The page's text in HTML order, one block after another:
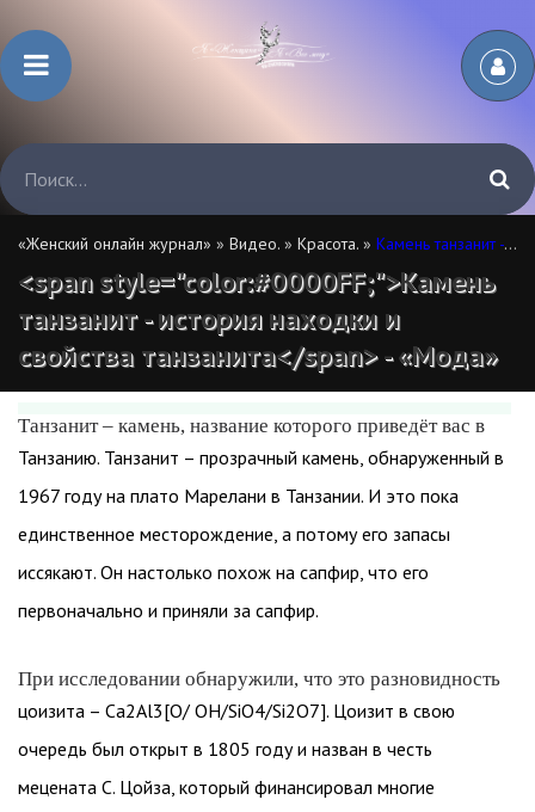
«Женский онлайн журнал» » Видео. » Красота. » Камень танзанит - история находки и свойства танзанита
<span style="color:#0000FF;">Камень
танзанит - история находки и
свойства танзанита</span> - «Мода»
Танзанит – камень, название которого приведёт вас в
Танзанию. Танзанит – прозрачный камень, обнаруженный в
1967 году на плато Марелани в Танзании. И это пока
единственное месторождение, а потому его запасы
иссякают. Он настолько похож на сапфир, что его
первоначально и приняли за сапфир.
При исследовании обнаружили, что это разновидность
цоизита – Ca2Al3[O/ OH/SiO4/Si2O7]. Цоизит в свою
очередь был открыт в 1805 году и назван в честь
мецената С. Цойза, который финансировал многие